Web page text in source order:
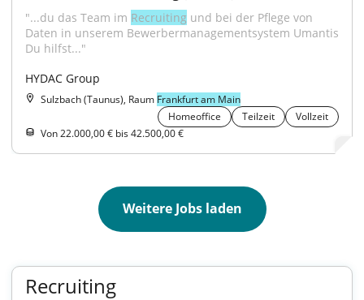
"...du das Team im Recruiting und bei der Pflege von
Daten in unserem Bewerbermanagementsystem Umantis
Du hilfst..."
HYDAC Group
Sulzbach (Taunus), Raum Frankfurt am Main
Homeoffice
Teilzeit
Vollzeit
Von 22.000,00 € bis 42.500,00 €
Weitere Jobs laden
Recruiting